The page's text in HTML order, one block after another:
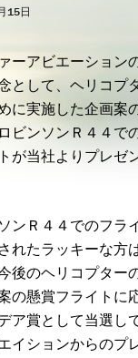
15日
ーアビエーション
として、ヘリコプ
に実施した企画案
ビンソンＲ４４で
が当社よりプレゼ
ンＲ４４でのフラ
れたラッキーな方
後のヘリコプター
の懸賞フライトに
ア賞として当選し
イションからのプ